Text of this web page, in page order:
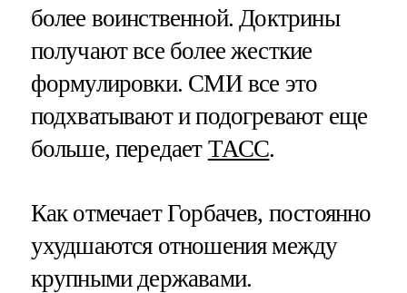
более воинственной. Доктрины
получают все более жесткие
формулировки. СМИ все это
подхватывают и подогревают еще
больше, передает ТАСС.
Как отмечает Горбачев, постоянно
ухудшаются отношения между
крупными державами.